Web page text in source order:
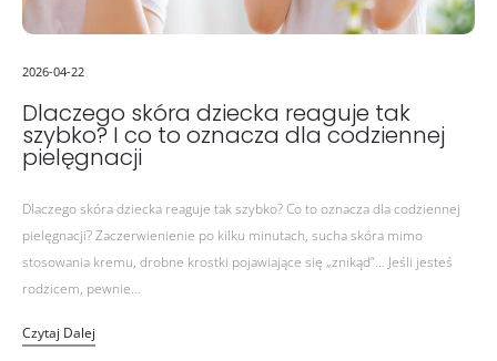
2026-04-22
Dlaczego skóra dziecka reaguje tak
szybko? I co to oznacza dla codziennej
pielęgnacji
Dlaczego skóra dziecka reaguje tak szybko? Co to oznacza dla codziennej
pielęgnacji? Zaczerwienienie po kilku minutach, sucha skóra mimo
stosowania kremu, drobne krostki pojawiające się „znikąd”… Jeśli jesteś
rodzicem, pewnie…
Czytaj Dalej